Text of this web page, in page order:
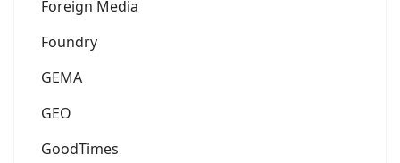
Foreign Media
Foundry
GEMA
GEO
GoodTimes